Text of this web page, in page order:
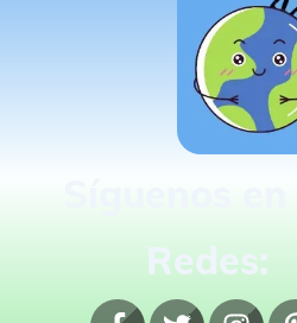
Redes: